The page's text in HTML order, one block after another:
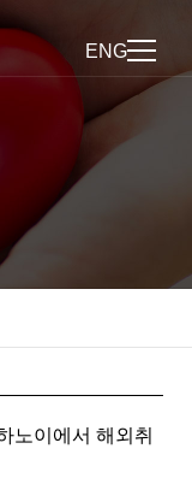
ENG
노이에서 해외취